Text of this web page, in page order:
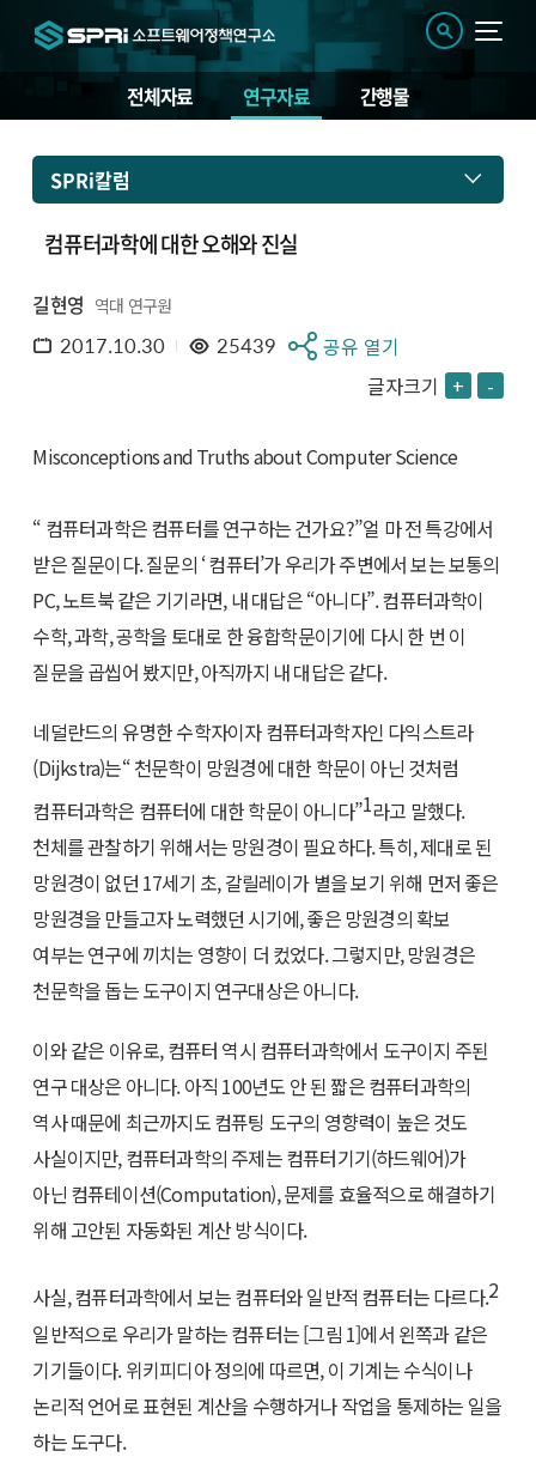
전체자료 연구자료 간행물
SPRi칼럼
컴퓨터과학에 대한 오해와 진실
길현영 역대 연구원
2017.10.30 25439
공유 열기
글자크기 + -
Misconceptions and Truths about Computer Science
“ 컴퓨터과학은 컴퓨터를 연구하는 건가요?”얼 마 전 특강에서
받은 질문이다. 질문의 ‘ 컴퓨터’가 우리가 주변에서 보는 보통의
PC, 노트북 같은 기기라면, 내 대답은 “아니다”. 컴퓨터과학이
수학, 과학, 공학을 토대로 한 융합학문이기에 다시 한 번 이
질문을 곱씹어 봤지만, 아직까지 내 대답은 같다.
네덜란드의 유명한 수학자이자 컴퓨터과학자인 다익스트라
(Dijkstra)는“ 천문학이 망원경에 대한 학문이 아닌 것처럼
컴퓨터과학은 컴퓨터에 대한 학문이 아니다”1라고 말했다.
천체를 관찰하기 위해서는 망원경이 필요하다. 특히, 제대로 된
망원경이 없던 17세기 초, 갈릴레이가 별을 보기 위해 먼저 좋은
망원경을 만들고자 노력했던 시기에, 좋은 망원경의 확보
여부는 연구에 끼치는 영향이 더 컸었다. 그렇지만, 망원경은
천문학을 돕는 도구이지 연구대상은 아니다.
이와 같은 이유로, 컴퓨터 역시 컴퓨터과학에서 도구이지 주된
연구 대상은 아니다. 아직 100년도 안 된 짧은 컴퓨터과학의
역사 때문에 최근까지도 컴퓨팅 도구의 영향력이 높은 것도
사실이지만, 컴퓨터과학의 주제는 컴퓨터기기(하드웨어)가
아닌 컴퓨테이션(Computation), 문제를 효율적으로 해결하기
위해 고안된 자동화된 계산 방식이다.
사실, 컴퓨터과학에서 보는 컴퓨터와 일반적 컴퓨터는 다르다.2
일반적으로 우리가 말하는 컴퓨터는 [그림 1]에서 왼쪽과 같은
기기들이다. 위키피디아 정의에 따르면, 이 기계는 수식이나
논리적 언어로 표현된 계산을 수행하거나 작업을 통제하는 일을
하는 도구다.